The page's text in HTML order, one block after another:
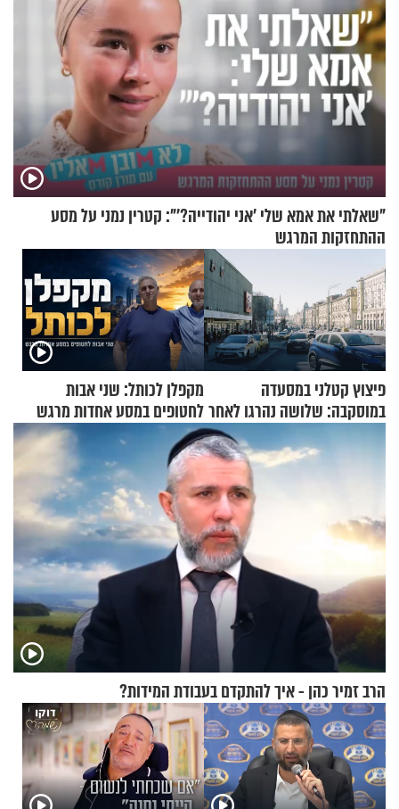
"שאלתי את אמא שלי 'אני יהודייה?'": קטרין נמני על מסע
ההתחזקות המרגש
פיצוץ קטלני במסעדה
במוסקבה: שלושה נהרגו לאחר
שמטען שנשאה אישה התפוצץ
מקפלן לכותל: שני אבות
לחטופים במסע אחדות מרגש
הרב זמיר כהן - איך להתקדם בעבודת המידות?